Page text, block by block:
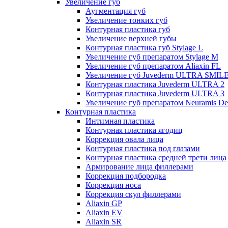
Увеличение губ
Аугментация губ
Увеличение тонких губ
Контурная пластика губ
Увеличение верхней губы
Контурная пластика губ Stylage L
Увеличение губ препаратом Stylage M
Увеличение губ препаратом Aliaxin FL
Увеличение губ Juvederm ULTRA
Контурная пластика Juvederm ULTRA 2
Контурная пластика Juvederm ULTRA 3
Увеличение губ препаратом Neuramis
Контурная пластика
Интимная пластика
Контурная пластика ягодиц
Коррекция овала лица
Контурная пластика под глазами
Контурная пластика средней трети лица
Армирование лица филлерами
Коррекция подбородка
Коррекция носа
Коррекция скул филлерами
Aliaxin GP
Aliaxin EV
Aliaxin SR